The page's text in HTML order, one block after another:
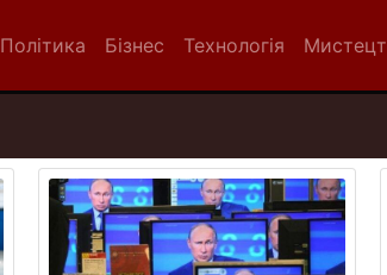
Політика Бізнес Технологія